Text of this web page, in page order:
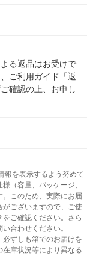
る返品はお受けで
ご利用ガイド「返
確認の上、お申し
報を表示するよう努めて
（容量、パッケージ、
このため、実際にお届
ございますので、ご使
ご確認ください。さら
合わせください。
ずしも箱でのお届けを
庫状況等により異なる